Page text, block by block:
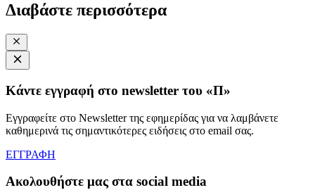
Διαβάστε περισσότερα
Κάντε εγγραφή στο newsletter του «Π»
Εγγραφείτε στο Newsletter της εφημερίδας για να λαμβάνετε
καθημερινά τις σημαντικότερες ειδήσεις στο email σας.
ΕΓΓΡΑΦΗ
Ακολουθήστε μας στα social media